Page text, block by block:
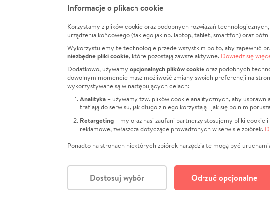
FacebookTwitter Instagram
LinkedInTikTok Youtube
Informacje
Jak to działa?
Regulamin
Polityka Prywatności
Kontakt
Porównanie serwisów
Polityka plików cookie
Zarządzaj zgodami
Informacje o plikach cookie
Korzystamy z plików cookie oraz podobnych rozwiązań
urządzenia końcowego (takiego jak np. laptop, tablet, smartfon) oraz
Wykorzystujemy te technologie przede wszystkim po to, aby zapewnić
niezbędne pliki cookie, które pozostają zawsze aktywne. Dowiedz się
Dodatkowo, używamy opcjonalnych plików cookieoraz podobnych
dowolnym momencie masz możliwość zmiany swoich preferencji na
wykorzystywane są w następujących celach:
Analityka – używamy tzw. plików cookie analitycznych, aby
trafiają do serwisu, jak długo z niego korzystają i jak się po nim
Retargeting – my oraz nasi zaufani partnerzy stosujemy pliki
reklamowe, zwłaszcza dotyczące prowadzonych w serwisie zbiórek.
Ponadto na stronach niektórych zbiórek narzędzia te mogą być
Dostosuj wybór Odrzuć opcjonalne